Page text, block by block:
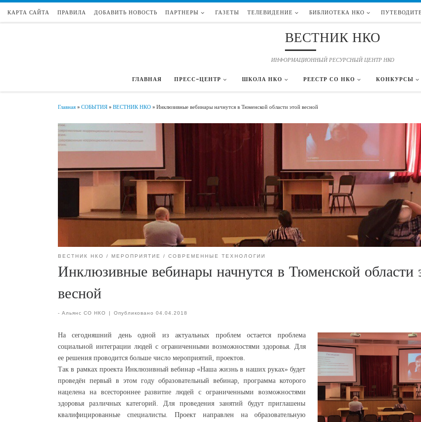
Перейти к содержимому
КАРТА САЙТА ПРАВИЛА ДОБАВИТЬ НОВОСТЬ ПАРТНЕРЫ ГАЗЕТЫ ТЕЛЕВИДЕНИЕ БИБЛИОТЕКА НКО
ВЕСТНИК НКО
ИНФОРМАЦИОННЫЙ РЕСУРСНЫЙ ЦЕНТР НКО
ГЛАВНАЯ ПРЕСС-ЦЕНТР ШКОЛА НКО РЕЕСТР СО НКО КОНКУРСЫ
Главная»СОБЫТИЯ»ВЕСТНИК НКО»Инклюзивные вебинары начнутся в Тюменской области этой весной
ВЕСТНИК НКО МЕРОПРИЯТИЕ СОВРЕМЕННЫЕ ТЕХНОЛОГИИ
Инклюзивные вебинары начнутся в Тюменской области
весной
- Альянс СО НКО Опубликовано04.04.2018
На сегодняшний день одной из актуальных проблем остается проблема
социальной интеграции людей с ограниченными возможностями здоровья. Для
ее решения проводится больше число мероприятий, проектов.
Так в рамках проекта Инклюзивный вебинар «Наша жизнь в наших руках» будет
проведён первый в этом году образовательный вебинар, программа которого
нацелена на всестороннее развитие людей с ограниченными возможностями
здоровья различных категорий. Для проведения занятий будут приглашены
квалифицированные специалисты. Проект направлен на образовательную